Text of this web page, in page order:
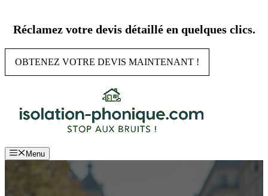
contenu
Réclamez votre devis détaillé en quelques clics.
OBTENEZ VOTRE DEVIS MAINTENANT !
Menu